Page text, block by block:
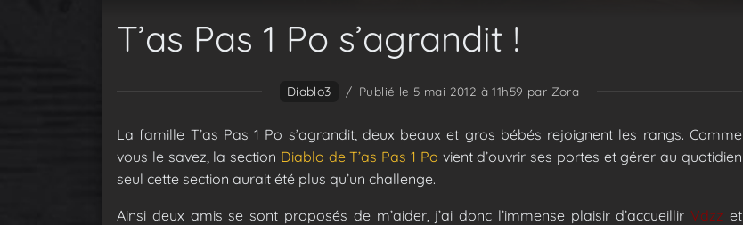
T’as Pas 1 Po s’agrandit !
Diablo3 / Publié le 5 mai 2012 à 11h59 par Zora
La famille T’as Pas 1 Po s’agrandit, deux beaux et gros bébés rejoignent les rangs. Comme
vous le savez, la section Diablo de T’as Pas 1 Po vient d’ouvrir ses portes et gérer au quotidien
seul cette section aurait été plus qu’un challenge.
Ainsi deux amis se sont proposés de m’aider, j’ai donc l’immense plaisir d’accueillirVdzz et